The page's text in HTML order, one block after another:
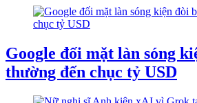
Google đối mặt làn sóng
thường đến chục tỷ USD